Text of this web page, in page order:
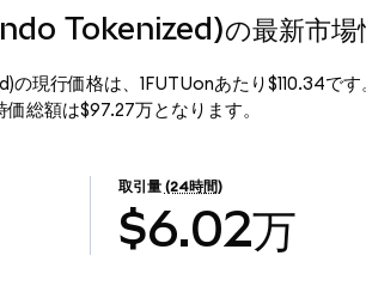
Tokenized)の最新市場
現行価格は、1FUTUonあたり$110.34で
総額は$97.27万となります。
取引量 (24時間)
$6.02万